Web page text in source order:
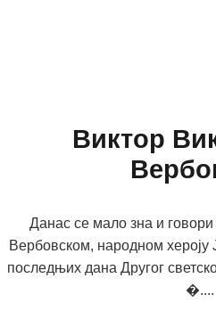
Виктор
Данас се мало зна и
Вербовском, народном хероју
последњих дана Другог
�....